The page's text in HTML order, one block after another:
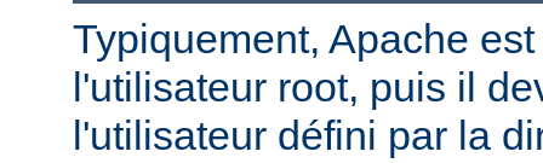
Typiquement, Apache
l'utilisateur root, puis il
l'utilisateur défini par la